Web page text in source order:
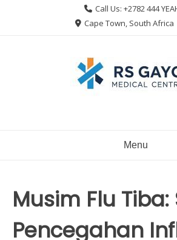
Call Us: +2782 444
Cape Town, South Africa
Menu
Musim Flu
Pencegahan